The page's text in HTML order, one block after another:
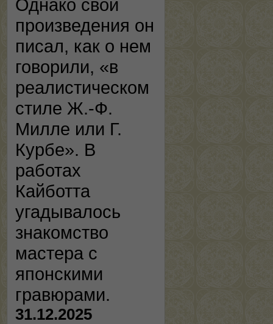
Однако свои
произведения он
писал, как о нем
говорили, «в
реалистическом
стиле Ж.-Ф.
Милле или Г.
Курбе». В
работах
Кайботта
угадывалось
знакомство
мастера с
японскими
гравюрами.
31.12.2025